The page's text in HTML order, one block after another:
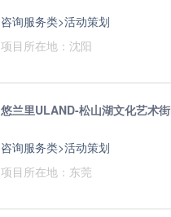
咨询服务类>活动策划
项目所在地：沈阳
悠兰里ULAND-松山湖文化艺术
咨询服务类>活动策划
项目所在地：东莞